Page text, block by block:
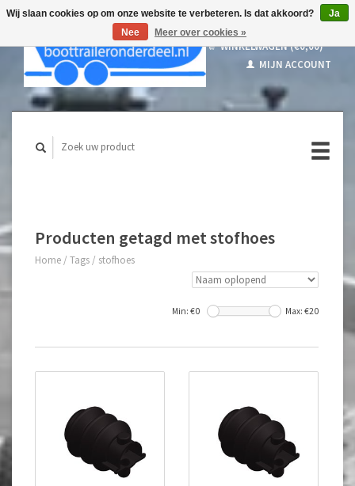
WINKELWAGEN (€0,00)
MIJN ACCOUNT
Producten getagd met stofhoes
Home / Tags / stofhoes
Min: €0 Max: €20
Wij slaan cookies op om onze website te verbeteren. Is dat akkoord?
Ja
Nee
Meer over cookies »